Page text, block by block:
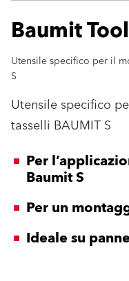
Baumit
Utensile specifico per il
S
Utensile specifico
tasselli BAUMIT S
Per
Baumit S
Per un
Ideale su